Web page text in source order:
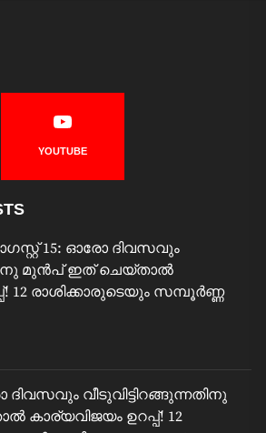
YOUTUBE
ഓഗസ്റ്റ് 15: ഓരോ ദിവസവും
മുൻപ് ഇത് ചെയ്താൽ
12 രാശിക്കാരുടെയും സമ്പൂർണ്ണ
ദിവസവും വീടുവിട്ടിറങ്ങുന്നതിനു
കാര്യവിജയം ഉറപ്പ്! 12